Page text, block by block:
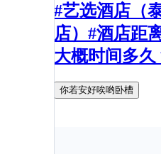
#艺选酒店（
店）#酒店距
大概时间多久
你若安好唉哟卧槽